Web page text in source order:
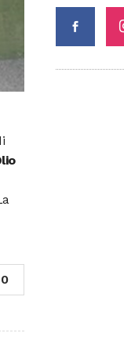
0